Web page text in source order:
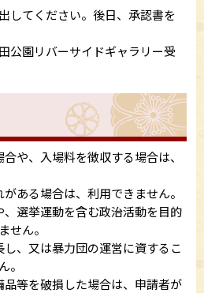
してください。後日、承認書を
公園リバーサイドギャラリー受
や、入場料を徴収する場合は、
がある場合は、利用できません。
、選挙運動を含む政治活動を目的
せん。
し、又は暴力団の運営に資するこ
。
品等を破損した場合は、申請者が